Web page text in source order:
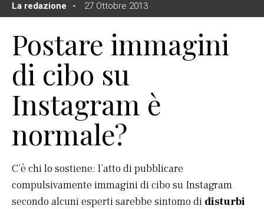
La redazione
27 Ottobre 2013
Postare immagini
di cibo su
Instagram è
normale?
C’è chi lo sostiene: l’atto di pubblicare
compulsivamente immagini di cibo su Instagram
secondo alcuni esperti sarebbe sintomo di disturbi